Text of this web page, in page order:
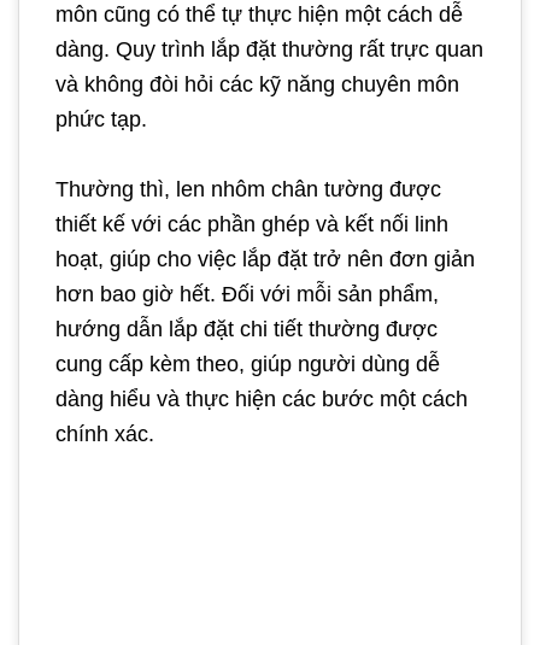
môn cũng có thể tự thực hiện một cách dễ
dàng. Quy trình lắp đặt thường rất trực quan
và không đòi hỏi các kỹ năng chuyên môn
phức tạp.
Thường thì, len nhôm chân tường được
thiết kế với các phần ghép và kết nối linh
hoạt, giúp cho việc lắp đặt trở nên đơn giản
hơn bao giờ hết. Đối với mỗi sản phẩm,
hướng dẫn lắp đặt chi tiết thường được
cung cấp kèm theo, giúp người dùng dễ
dàng hiểu và thực hiện các bước một cách
chính xác.